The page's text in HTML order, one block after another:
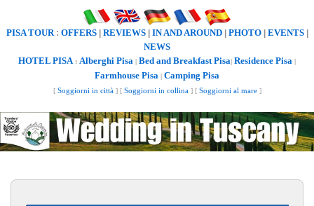
PISA TOUR: OFFERS| REVIEWS| IN AND AROUND| PHOTO| EVENTS|
NEWS
HOTEL PISA: Alberghi Pisa | Bed and Breakfast Pisa| Residence Pisa |
Farmhouse Pisa | Camping Pisa
[ Soggiorni in città] [ Soggiorni in collina] [ Soggiorni al mare]